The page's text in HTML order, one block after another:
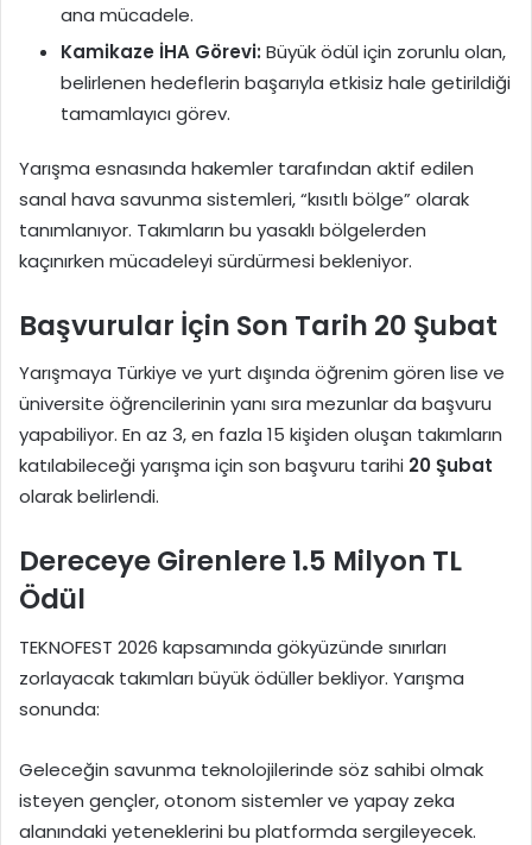
ana mücadele.
Kamikaze İHA Görevi: Büyük ödül için zorunlu olan,
belirlenen hedeflerin başarıyla etkisiz hale getirildiği
tamamlayıcı görev.
Yarışma esnasında hakemler tarafından aktif edilen
sanal hava savunma sistemleri, “kısıtlı bölge” olarak
tanımlanıyor. Takımların bu yasaklı bölgelerden
kaçınırken mücadeleyi sürdürmesi bekleniyor.
Başvurular İçin Son Tarih 20 Şubat
Yarışmaya Türkiye ve yurt dışında öğrenim gören lise ve
üniversite öğrencilerinin yanı sıra mezunlar da başvuru
yapabiliyor. En az 3, en fazla 15 kişiden oluşan takımların
katılabileceği yarışma için son başvuru tarihi 20 Şubat
olarak belirlendi.
Dereceye Girenlere 1.5 Milyon TL
Ödül
TEKNOFEST 2026 kapsamında gökyüzünde sınırları
zorlayacak takımları büyük ödüller bekliyor. Yarışma
sonunda:
Geleceğin savunma teknolojilerinde söz sahibi olmak
isteyen gençler, otonom sistemler ve yapay zeka
alanındaki yeteneklerini bu platformda sergileyecek.